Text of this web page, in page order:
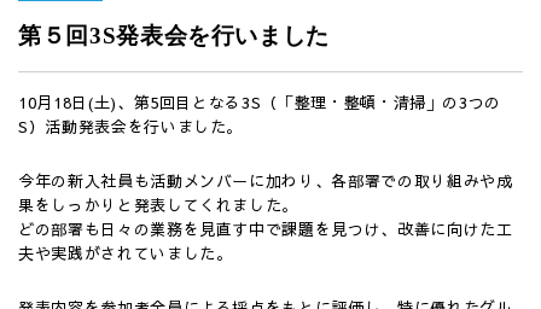
第５回3S発表会を行いました
10月18日(土)、第5回目となる3S（「整理・整頓・清掃」の3つの
S）活動発表会を行いました。
今年の新入社員も活動メンバーに加わり、各部署での取り組みや成
果をしっかりと発表してくれました。
どの部署も日々の業務を見直す中で課題を見つけ、改善に向けた工
夫や実践がされていました。